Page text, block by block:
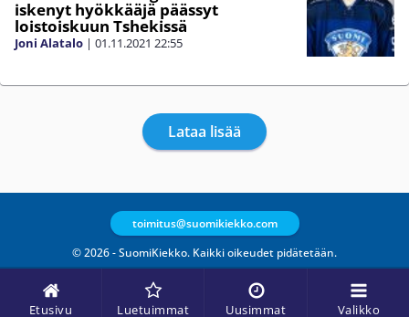
Etusivu Luetuimmat Uusimmat Valikko
iskenyt hyökkääjä päässyt
loistoiskuun Tshekissä
Joni Alatalo | 01.11.2021 22:55
Lataa lisää
© 2026 - SuomiKiekko. Kaikki oikeudet pidätetään.
toimitus@suomikiekko.com